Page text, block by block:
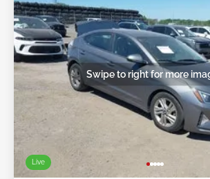
Live
Swipe to right for more